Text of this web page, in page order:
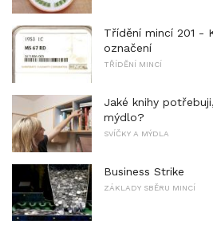
Třídění mincí 201 -
označení
TŘÍDĚNÍ MINCÍ
Jaké knihy
mýdlo?
SVÍČKY A MÝDLA
Business Strike
ZÁKLADY SBĚRU MINCÍ